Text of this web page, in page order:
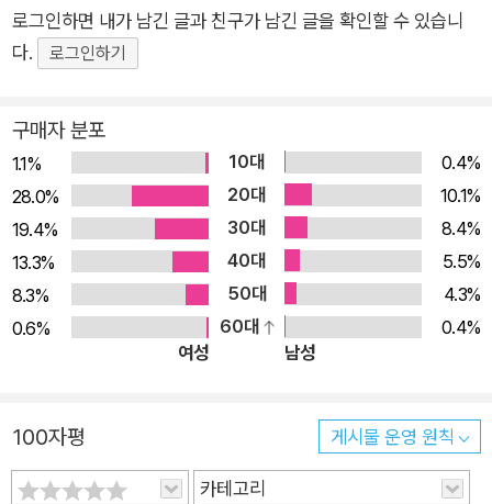
대처 표현 면대면 스피킹 시험에서 예상하지 못한 상황을 만났을
때, 쓸 수 있는 유용한 표현을 통해 위기 상황에 대처 2) 주제별
아이디어&표현 스피킹 시험에 출제되는 주제별로 답변 아이디어
24 학습자들이 많이 하는 스피킹 실수 포인트들을 바로 잡아 틀
리게 말하지 않도록 대비 4) 답변 셀프 체크 포인트 내 답변이 스
피킹 평가 기준에 부합하는지 체크해 보고 자신의 장/단점 파악
및 보완
로그인하면 내가 남긴 글과 친구가 남긴 글을 확인할 수 있습니
다.
로그인하기
구매자 분포
1.1% 10대
0.4%
28.0%
20대
10.1%
19.4%
30대
8.4%
13.3%
40대
5.5%
8.3%
50대
4.3%
0.6%
60대
0.4%
여성
남성
100자평 게시물 운영 원칙
카테고리